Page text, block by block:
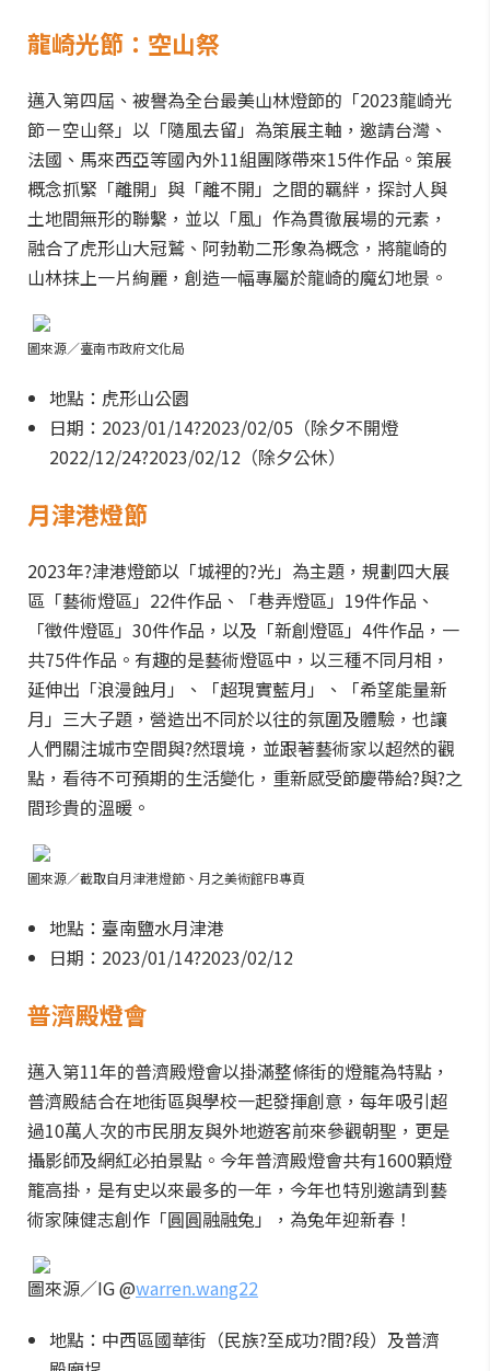
龍崎光節：空山祭
邁入第四屆、被譽為全台最美山林燈節的「2023龍崎光
節－空山祭」以「隨風去留」為策展主軸，邀請台灣、
法國、馬來西亞等國內外11組團隊帶來15件作品。策展
概念抓緊「離開」與「離不開」之間的羈絆，探討人與
土地間無形的聯繫，並以「風」作為貫徹展場的元素，
融合了虎形山大冠鷲、阿勃勒二形象為概念，將龍崎的
山林抹上一片絢麗，創造一幅專屬於龍崎的魔幻地景。
圖來源／臺南市政府文化局
地點：虎形山公園
日期：2023/01/14?2023/02/05（除夕不開燈
2022/12/24?2023/02/12（除夕公休）
月津港燈節
2023年?津港燈節以「城裡的?光」為主題，規劃四大展
區「藝術燈區」22件作品、「巷弄燈區」19件作品、
「徵件燈區」30件作品，以及「新創燈區」4件作品，一
共75件作品。有趣的是藝術燈區中，以三種不同月相，
延伸出「浪漫蝕月」、「超現實藍月」、「希望能量新
月」三大子題，營造出不同於以往的氛圍及體驗，也讓
人們關注城市空間與?然環境，並跟著藝術家以超然的觀
點，看待不可預期的生活變化，重新感受節慶帶給?與?之
間珍貴的溫暖。
圖來源／截取自月津港燈節、月之美術館FB專頁
地點：臺南鹽水月津港
日期：2023/01/14?2023/02/12
普濟殿燈會
邁入第11年的普濟殿燈會以掛滿整條街的燈籠為特點，
普濟殿結合在地街區與學校一起發揮創意，每年吸引超
過10萬人次的市民朋友與外地遊客前來參觀朝聖，更是
攝影師及網紅必拍景點。今年普濟殿燈會共有1600顆燈
籠高掛，是有史以來最多的一年，今年也特別邀請到藝
術家陳健志創作「圓圓融融兔」，為兔年迎新春！
圖來源／IG @warren.wang22
地點：中西區國華街（民族?至成功?間?段）及普濟